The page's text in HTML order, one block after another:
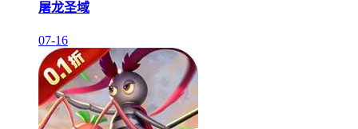
屠龙圣域
07-16